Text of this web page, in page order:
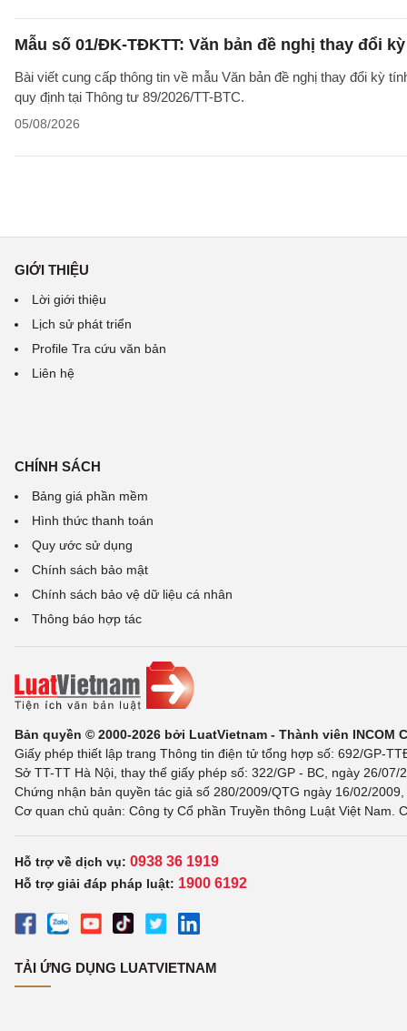
Mẫu số 01/ĐK-TĐKTT: Văn bản đề nghị thay đổi
Bài viết cung cấp thông tin về mẫu Văn bản đề nghị thay đổi kỳ
quy định tại Thông tư 89/2026/TT-BTC.
05/08/2026
GIỚI THIỆU
Lời giới thiệu
Lịch sử phát triển
Profile Tra cứu văn bản
Liên hệ
CHÍNH SÁCH
Bảng giá phần mềm
Hình thức thanh toán
Quy ước sử dụng
Chính sách bảo mật
Chính sách bảo vệ dữ liệu cá nhân
Thông báo hợp tác
Bản quyền © 2000-2026 bởi LuatVietnam - Thành viên INCOM
Giấy phép thiết lập trang Thông tin điện tử tổng hợp số: 692/GP-
Sở TT-TT Hà Nội, thay thế giấy phép số: 322/GP - BC, ngày 26/
Chứng nhận bản quyền tác giả số 280/2009/QTG ngày 16/02/
Cơ quan chủ quản: Công ty Cổ phần Truyền thông Luật Việt Nam.
Hỗ trợ về dịch vụ: 0938 36 1919
Hỗ trợ giải đáp pháp luật: 1900 6192
TẢI ỨNG DỤNG LUATVIETNAM